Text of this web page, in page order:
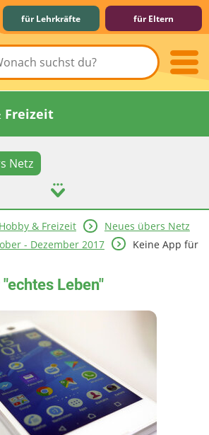
für Lehrkräfte für Eltern
Schule
Freizeit
Netz
& Mitmachen
Hobby & Freizeit
Neues übers Netz
- Dezember 2017
Keine App für
Leben"